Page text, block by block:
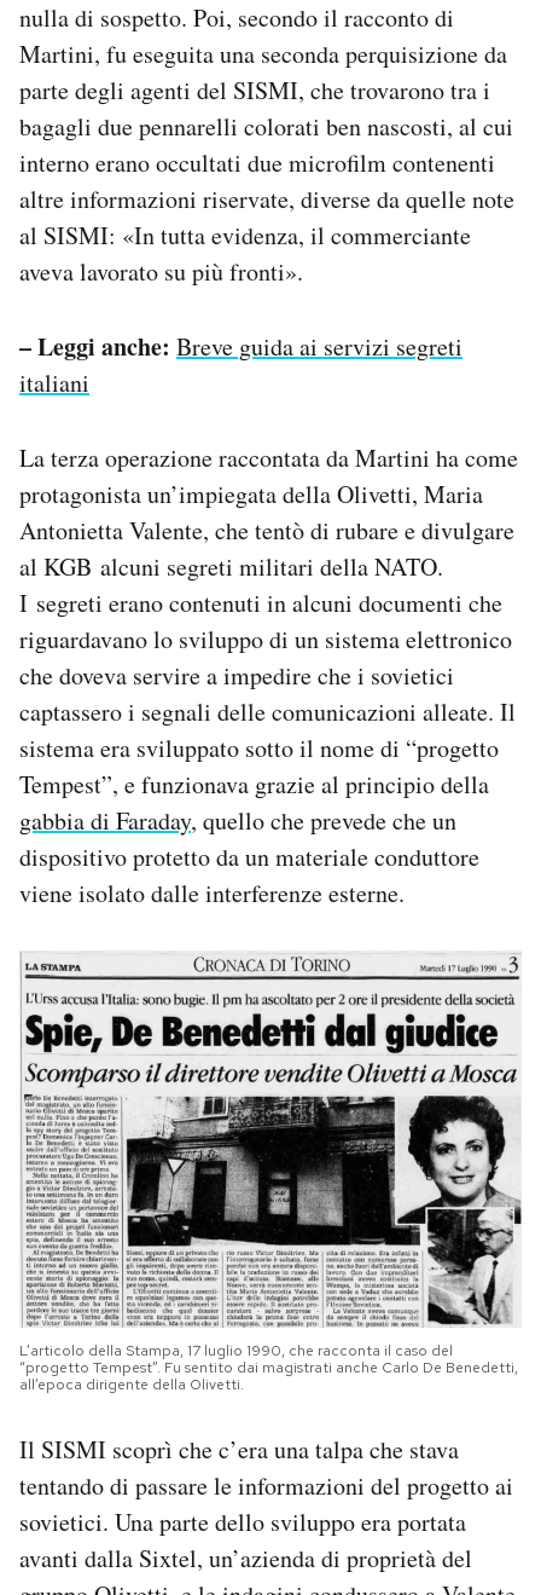
nulla di sospetto. Poi, secondo il racconto di
Martini, fu eseguita una seconda perquisizione da
parte degli agenti del SISMI, che trovarono tra i
bagagli due pennarelli colorati ben nascosti, al cui
interno erano occultati due microfilm contenenti
altre informazioni riservate, diverse da quelle note
al SISMI: «In tutta evidenza, il commerciante
aveva lavorato su più fronti».
– Leggi anche: Breve guida ai servizi segreti
italiani
La terza operazione raccontata da Martini ha come
protagonista un’impiegata della Olivetti, Maria
Antonietta Valente, che tentò di rubare e divulgare
al KGB alcuni segreti militari della NATO.
I segreti erano contenuti in alcuni documenti che
riguardavano lo sviluppo di un sistema elettronico
che doveva servire a impedire che i sovietici
captassero i segnali delle comunicazioni alleate. Il
sistema era sviluppato sotto il nome di “progetto
Tempest”, e funzionava grazie al principio della
gabbia di Faraday, quello che prevede che un
dispositivo protetto da un materiale conduttore
viene isolato dalle interferenze esterne.
L’articolo della Stampa, 17 luglio 1990, che racconta il caso del
“progetto Tempest”. Fu sentito dai magistrati anche Carlo De Benedetti,
all’epoca dirigente della Olivetti.
Il SISMI scoprì che c’era una talpa che stava
tentando di passare le informazioni del progetto ai
sovietici. Una parte dello sviluppo era portata
avanti dalla Sixtel, un’azienda di proprietà del